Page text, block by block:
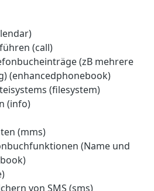
(call)
(zB mehrere
(enhancedphonebook)
(filesystem)
(info)
(mms)
(Name und
von SMS (sms)